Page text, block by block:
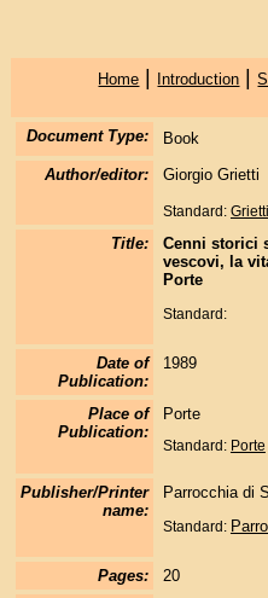
Home | Introduction |
Document Type:
Book
Author/editor:
Giorgio Grietti
Standard:
Title:
Cenni storici
vescovi, la
Porte
Standard:
Date of
Publication:
1989
Place of
Publication:
Porte
Standard: Porte
Publisher/Printer
name:
Parrocchia di
Standard:
Pages:
20